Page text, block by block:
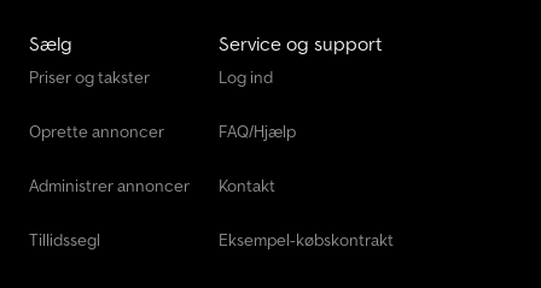
Sælg
Priser og takster
Oprette annoncer
Administrer annoncer
Tillidssegl
Service og support
Log ind
FAQ/Hjælp
Kontakt
Eksempel-købskontrakt